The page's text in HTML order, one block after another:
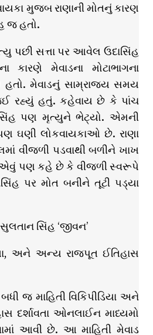
મુજબ રાણાની મોતનું કારણ
જ હતો.
પછી સત્તા પર આવેલ ઉદાસિંહ
કારણે મેવાડના મોટાભાગના
હતો. મેવાડનું સામ્રાજ્ય સમય
રહ્યું હતું. કહેવાય છે કે પાંચ
પણ મૃત્યુને ભેટ્યો. એમની
ઘણી લોકવાયકાઓ છે. રાણા
વીજળી પડવાથી બળીને ખાખ
એવું પણ કહે છે કે વીજળી સ્વરૂપે
પર મોત બનીને તૂટી પડ્યા
સુલતાન સિંહ ‘જીવન’
અને અન્ય રાજપૂત ઈતિહાસ
જ માહિતી વિકિપીડિયા અને
દર્શાવતા ઓનલાઈન માધ્યમો
આવી છે. આ માહિતી મેવાડ